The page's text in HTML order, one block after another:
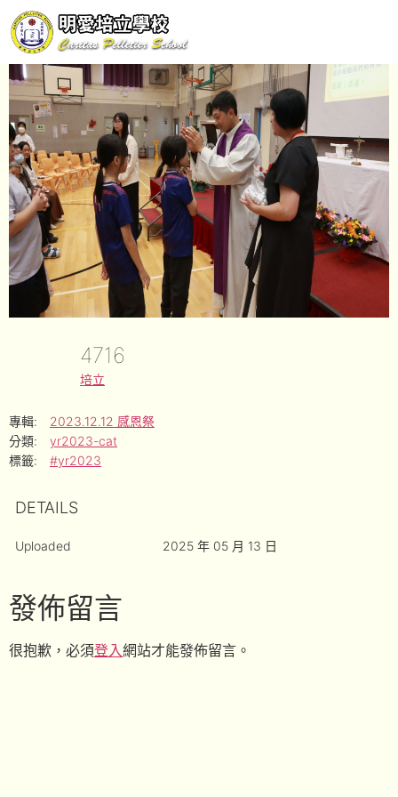
4716
培立
專輯:
2023.12.12 感恩祭
分類:
yr2023-cat
標籤:
#yr2023
DETAILS
Uploaded 2025 年 05 月 13 日
發佈留言
很抱歉，必須登入網站才能發佈留言。